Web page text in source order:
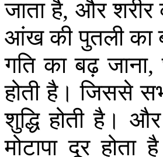
जाता है, और शरीर
आंख की पुतली का
गति का बढ़ जाना,
होती है। जिससे
शुद्धि होती है। और
मोटापा दूर होता